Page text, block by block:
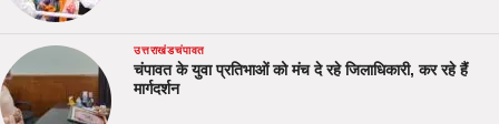
उत्तराखंडचंपावत
चंपावत के युवा प्रतिभाओं को मंच दे रहे जिलाधिकारी, कर रहे हैं
मार्गदर्शन